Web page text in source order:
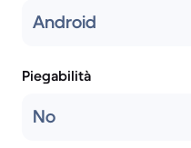
Android
Piegabilità
No